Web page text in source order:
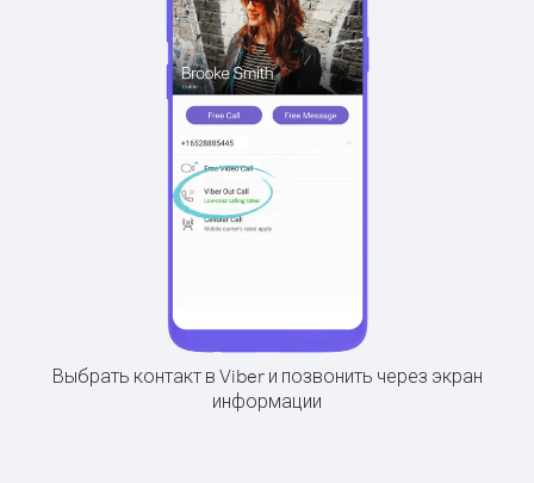
Выбрать контакт в Viber и позвонить через экран
информации